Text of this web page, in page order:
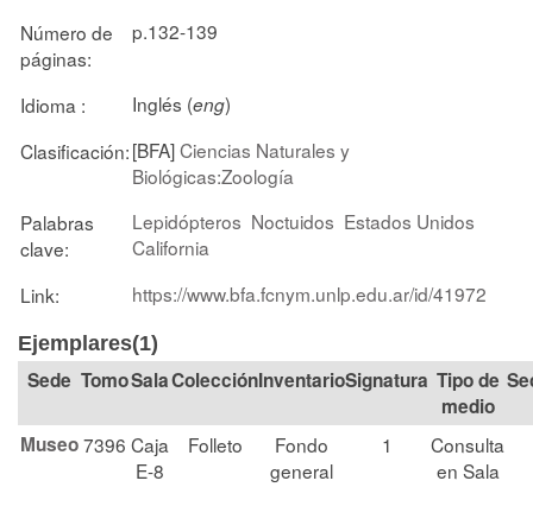
Número de
páginas:
p.132-139
Idioma : Inglés (eng)
Clasificación:[BFA]Ciencias Naturales y
Biológicas:Zoología
Palabras
clave:
Lepidópteros Noctuidos Estados Unidos
California
Link:
https://www.bfa.fcnym.unlp.edu.ar/id/41972
Ejemplares(1)
TomoSalaColección Signatura Tipo de
medio
Museo7396 Caja
E-8
Folleto
Fondo
general
1
Consulta
en Sala